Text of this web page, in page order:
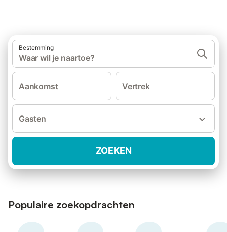
Bestemming
Waar wil je naartoe?
Aankomst Vertrek
Gasten
ZOEKEN
Populaire zoekopdrachten